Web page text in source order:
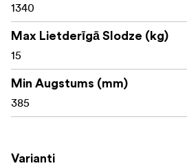
1340
Max Lietderīgā Slodze (kg)
15
Min Augstums (mm)
385
Varianti